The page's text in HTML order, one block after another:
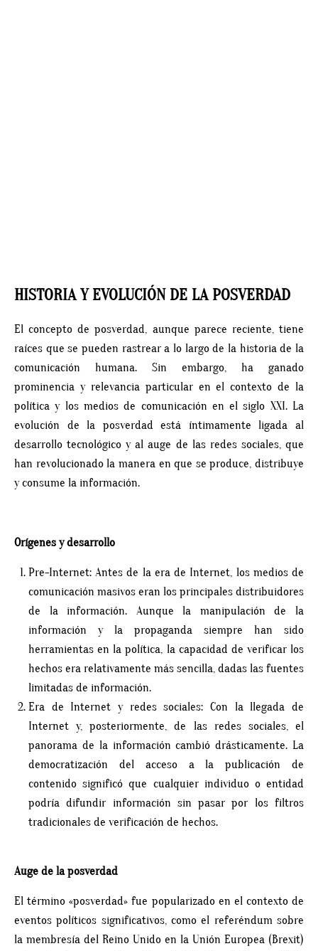
HISTORIA Y EVOLUCIÓN DE LA POSVERDAD
El concepto de posverdad, aunque parece reciente, tiene
raíces que se pueden rastrear a lo largo de la historia de la
comunicación humana. Sin embargo, ha ganado
prominencia y relevancia particular en el contexto de la
política y los medios de comunicación en el siglo XXI. La
evolución de la posverdad está íntimamente ligada al
desarrollo tecnológico y al auge de las redes sociales, que
han revolucionado la manera en que se produce, distribuye
y consume la información.
Orígenes y desarrollo
Pre-Internet: Antes de la era de Internet, los medios de
comunicación masivos eran los principales distribuidores
de la información. Aunque la manipulación de la
información y la propaganda siempre han sido
herramientas en la política, la capacidad de verificar los
hechos era relativamente más sencilla, dadas las fuentes
limitadas de información.
Era de Internet y redes sociales: Con la llegada de
Internet y, posteriormente, de las redes sociales, el
panorama de la información cambió drásticamente. La
democratización del acceso a la publicación de
contenido significó que cualquier individuo o entidad
podría difundir información sin pasar por los filtros
tradicionales de verificación de hechos.
Auge de la posverdad
El término «posverdad» fue popularizado en el contexto de
eventos políticos significativos, como el referéndum sobre
la membresía del Reino Unido en la Unión Europea (Brexit)